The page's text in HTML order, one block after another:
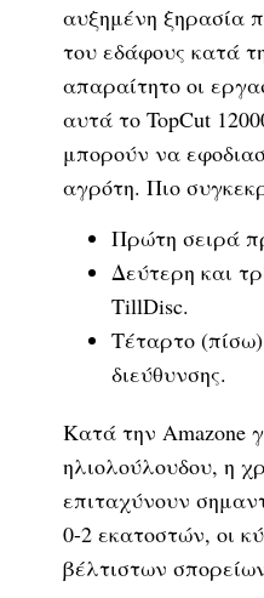
αυξημένη ξηρασία
του εδάφους κατά
απαραίτητο οι
αυτά το TopCut
μπορούν να
αγρότη. Πιο
Πρώτη σειρά
Δεύτερη και
TillDisc.
Τέταρτο
διεύθυνσης.
Κατά την Amazone
ηλιολούλουδου, η
επιταχύνουν
0-2 εκατοστών, οι
βέλτιστων